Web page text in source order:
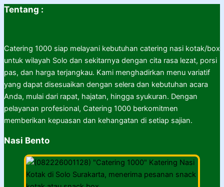
Tentang :
Catering 1000 siap melayani kebutuhan catering nasi kotak/box
untuk wilayah Solo dan sekitarnya dengan cita rasa lezat, porsi
pas, dan harga terjangkau. Kami menghadirkan menu variatif
yang dapat disesuaikan dengan selera dan kebutuhan acara
Anda, mulai dari rapat, hajatan, hingga syukuran. Dengan
pelayanan profesional, Catering 1000 berkomitmen
memberikan kepuasan dan kehangatan di setiap sajian.
Nasi Bento